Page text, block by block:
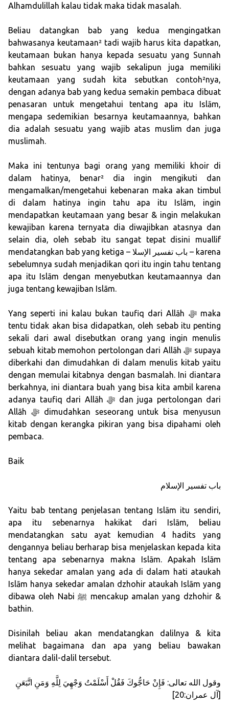
Alhamdulillah kalau tidak maka tidak masalah.
Beliau datangkan bab yang kedua mengingatkan
bahwasanya keutamaan² tadi wajib harus kita dapatkan,
keutamaan bukan hanya kepada sesuatu yang Sunnah
bahkan sesuatu yang wajib sekalipun juga memiliki
keutamaan yang sudah kita sebutkan contoh²nya,
dengan adanya bab yang kedua semakin pembaca dibuat
penasaran untuk mengetahui tentang apa itu Islām,
mengapa sedemikian besarnya keutamaannya, bahkan
dia adalah sesuatu yang wajib atas muslim dan juga
muslimah.
Maka ini tentunya bagi orang yang memiliki khoir di
dalam hatinya, benar² dia ingin mengikuti dan
mengamalkan/mengetahui kebenaran maka akan timbul
di dalam hatinya ingin tahu apa itu Islām, ingin
mendapatkan keutamaan yang besar & ingin melakukan
kewajiban karena ternyata dia diwajibkan atasnya dan
selain dia, oleh sebab itu sangat tepat disini muallif
mendatangkan bab yang ketiga – باب تفسير الإسلا – karena
sebelumnya sudah menjadikan qori itu ingin tahu tentang
apa itu Islām dengan menyebutkan keutamaannya dan
juga tentang kewajiban Islām.
Yang seperti ini kalau bukan taufiq dari Allāh ﷻ maka
tentu tidak akan bisa didapatkan, oleh sebab itu penting
sekali dari awal disebutkan orang yang ingin menulis
sebuah kitab memohon pertolongan dari Allāh ﷻ supaya
diberkahi dan dimudahkan di dalam menulis kitab yaitu
dengan memulai kitabnya dengan basmalah. Ini diantara
berkahnya, ini diantara buah yang bisa kita ambil karena
adanya taufiq dari Allāh ﷻ dan juga pertolongan dari
Allāh ﷻ dimudahkan seseorang untuk bisa menyusun
kitab dengan kerangka pikiran yang bisa dipahami oleh
pembaca.
Baik
باب تفسير الإسلام
Yaitu bab tentang penjelasan tentang Islām itu sendiri,
apa itu sebenarnya hakikat dari Islām, beliau
mendatangkan satu ayat kemudian 4 hadits yang
dengannya beliau berharap bisa menjelaskan kepada kita
tentang apa sebenarnya makna Islām. Apakah Islām
hanya sekedar amalan yang ada di dalam hati ataukah
Islām hanya sekedar amalan dzhohir ataukah Islām yang
dibawa oleh Nabi ﷺ mencakup amalan yang dzhohir &
bathin.
Disinilah beliau akan mendatangkan dalilnya & kita
melihat bagaimana dan apa yang beliau bawakan
diantara dalil-dalil tersebut.
وقول الله تعالى: فَإِنْ حَاجُّوكَ فَقُلْ أَسْلَمْتُ وَجْهِيَ لِلَّهِ وَمَنِ اتَّبَعَنِ
[آل عمران:20]